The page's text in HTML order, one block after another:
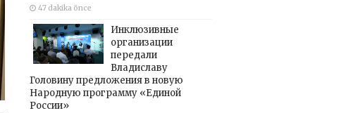
47 dakika önce
Инклюзивные
организации
передали
Владиславу
Головину предложения в новую
Народную программу «Единой
России»